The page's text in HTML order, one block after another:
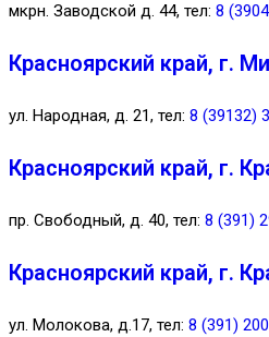
мкрн. Заводской д. 44, тел: 8
Красноярский край, г.
ул. Народная, д. 21, тел: 8 (39132)
Красноярский край, г.
пр. Свободный, д. 40, тел: 8 (391)
Красноярский край, г.
ул. Молокова, д.17, тел: 8 (391)